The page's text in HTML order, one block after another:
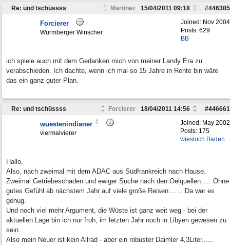
Re: und tschüssss Martinez #446385
15/04/2011 09:18
Joined: Nov 2004
Posts: 629
BB
Forcierer
Wurmberger Winscher
ich spiele auch mit dem Gedanken mich von meiner Landy Era zu
verabschieden. Ich dachte, wenn ich mal so 15 Jahre in Rente bin wäre
das ein ganz guter Plan.
Re: und tschüssss Forcierer #446661
18/04/2011 14:56
Joined: May 2002
Posts: 175
wiesloch Baden
wuestenindianer
viermalvierer
Hallo,
Also, nach zweimal mit dem ADAC aus Südfrankreich nach Hause.
Zweimal Getriebeschaden und ewiger Suche nach den Oelquellen..... Ohne
gutes Gefühl ab nächstem Jahr auf viele große Reisen....... Da war es
genug.
Und noch viel mehr Argument, die Wüste ist ganz weit weg - bei der
aktuellen Lage bin ich nur froh, im letzten Jahr noch in Libyen gewesen zu
sein.
Also mein Neuer ist kein Allrad - aber ein robuster Daimler 4,3Liter......